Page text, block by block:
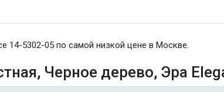
14-5302-05 по самой низкой цене в Москве.
Черное дерево, Эра